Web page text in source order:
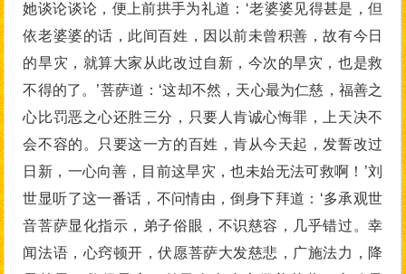
她谈论谈论，便上前拱手为礼道：‘老婆婆见得甚是，但
依老婆婆的话，此间百姓，因以前未曾积善，故有今日
的旱灾，就算大家从此改过自新，今次的旱灾，也是救
不得的了。’菩萨道：‘这却不然，天心最为仁慈，福善之
心比罚恶之心还胜三分，只要人肯诚心悔罪，上天决不
会不容的。只要这一方的百姓，肯从今天起，发誓改过
日新，一心向善，目前这旱灾，也未始无法可救啊！’刘
世显听了这一番话，不问情由，倒身下拜道：‘多承观世
音菩萨显化指示，弟子俗眼，不识慈容，几乎错过。幸
闻法语，心窍顿开，伏愿菩萨大发慈悲，广施法力，降